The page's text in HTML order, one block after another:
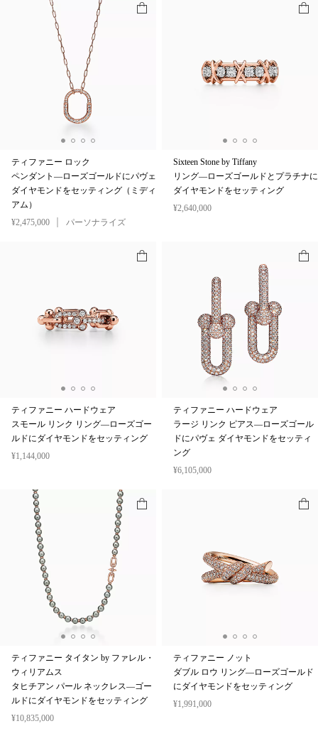
ティファニー ロック
ペンダント—ローズゴールドにパヴェ
ダイヤモンドをセッティング（ミディ
アム）
¥2,475,000
パーソナライズ
Sixteen Stone by Tiffany
リング—ローズゴールドとプラチナに
ダイヤモンドをセッティング
¥2,640,000
ティファニー ハードウェア
スモール リンク リング—ローズゴー
ルドにダイヤモンドをセッティング
¥1,144,000
ティファニー ハードウェア
ラージ リンク ピアス—ローズゴール
ドにパヴェ ダイヤモンドをセッティ
ング
¥6,105,000
ティファニー タイタン by ファレル・
ウィリアムス
タヒチアン パール ネックレス—ゴー
ルドにダイヤモンドをセッティング
¥10,835,000
ティファニー ノット
ダブル ロウ リング—ローズゴールド
にダイヤモンドをセッティング
¥1,991,000